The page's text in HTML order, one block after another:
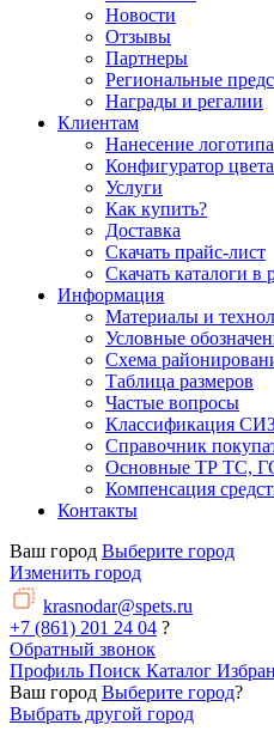
Новости
Отзывы
Партнеры
Региональные
Награды и регалии
Клиентам
Нанесение логотипа
Конфигуратор
Услуги
Как купить?
Доставка
Скачать прайс-лист
Скачать каталоги в
Информация
Материалы и
Условные
Схема
Таблица размеров
Частые вопросы
Классификация
Справочник
Основные ТР ТС,
Компенсация
Контакты
Ваш город Выберите город
Изменить город
krasnodar@spets.ru
+7 (861) 201 24 04 ?
Обратный звонок
Профиль Поиск Каталог
Ваш город Выберите город?
Выбрать другой город